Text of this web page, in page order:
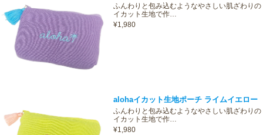
ふんわりと包み込むようなやさしい肌ざわりの
イカット生地で作…
¥1,980
alohaイカット生地ポーチ ライムイエロー
ふんわりと包み込むようなやさしい肌ざわりの
イカット生地で作…
¥1,980